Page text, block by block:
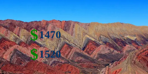
$1470
$1520